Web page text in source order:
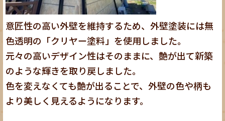
意匠性の高い外壁を維持するため、外壁塗装には無
色透明の「クリヤー塗料」を使用しました。
元々の高いデザイン性はそのままに、艶が出て新築
のような輝きを取り戻しました。
色を変えなくても艶が出ることで、外壁の色や柄も
より美しく見えるようになります。